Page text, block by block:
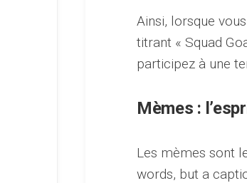
Ainsi, lorsque
titrant « Squad
participez à une
Mèmes :
Les mèmes sont
words, but a